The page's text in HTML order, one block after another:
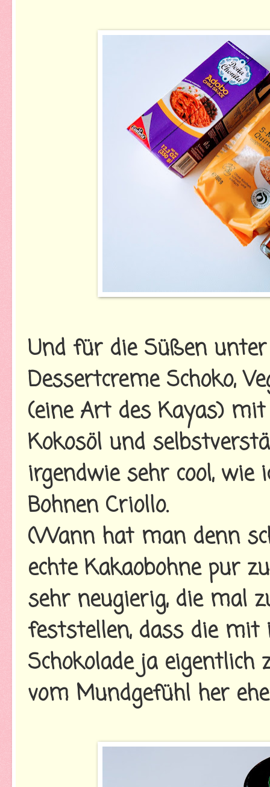
Und für die Süßen
Dessertcreme Schoko,
(eine Art des Kayas)
Kokosöl und
irgendwie sehr cool, wie
Bohnen Criollo.
(Wann hat man denn
echte Kakaobohne pur
sehr neugierig, die mal
feststellen, dass die
Schokolade ja
vom Mundgefühl her